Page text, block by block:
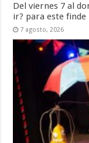
Del viernes 7 al
ir? para este finde
7 agosto, 2026